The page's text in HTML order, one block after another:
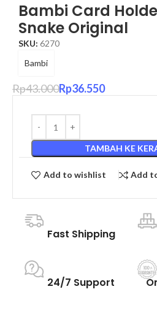
Bambi Card
Snake Original
SKU: 6270
Bambi
Rp43.000Rp36.550
TAMBAH KE
Add to wishlist Add
Fast Shipping
24/7 Support